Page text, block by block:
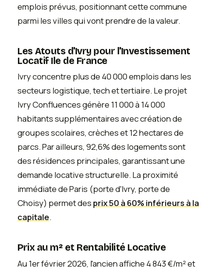
emplois prévus, positionnant cette commune
parmi les villes qui vont prendre de la valeur.
Les Atouts d'Ivry pour l'Investissement
Locatif Ile de France
Ivry concentre plus de 40 000 emplois dans les
secteurs logistique, tech et tertiaire. Le projet
Ivry Confluences génère 11 000 à 14 000
habitants supplémentaires avec création de
groupes scolaires, crèches et 12 hectares de
parcs. Par ailleurs, 92,6% des logements sont
des résidences principales, garantissant une
demande locative structurelle. La proximité
immédiate de Paris (porte d'Ivry, porte de
Choisy) permet des prix 50 à 60% inférieurs à la
capitale.
Prix au m² et Rentabilité Locative
Au 1er février 2026, l'ancien affiche 4 843 €/m² et